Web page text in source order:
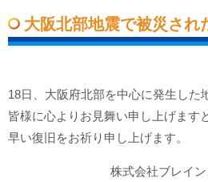
大阪北部地震で被災され
18日、大阪府北部を中心に発生した
皆様に心よりお見舞い申し上げます
早い復旧をお祈り申し上げます。
株式会社ブレイ